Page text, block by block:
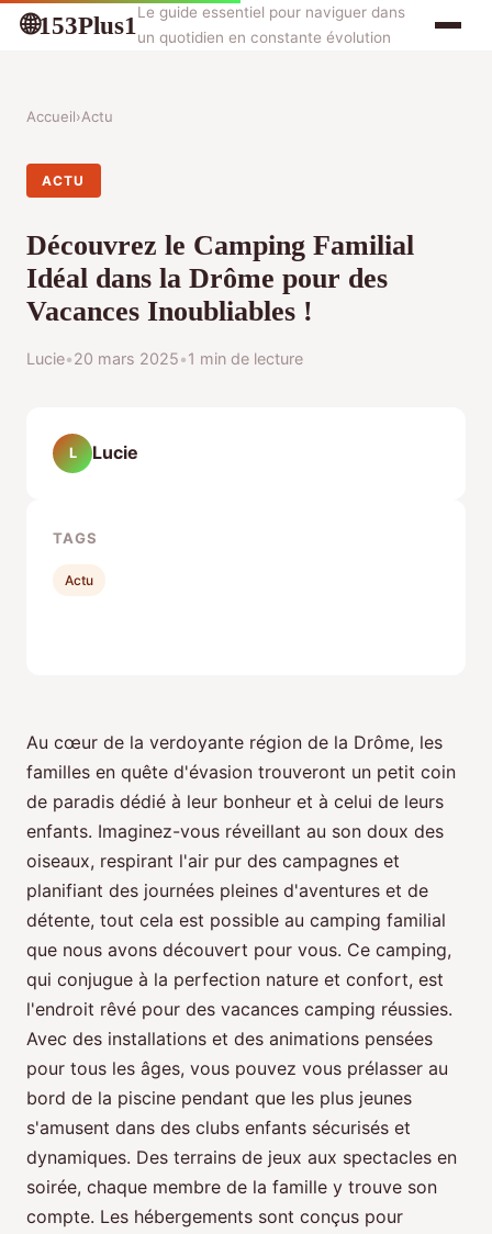
🌐153Plus1 Le guide essentiel pour naviguer dans
un quotidien en constante évolution
Accueil›Actu
ACTU
Découvrez le Camping Familial
Idéal dans la Drôme pour des
Vacances Inoubliables !
Lucie•20 mars 2025•1 min de lecture
Au cœur de la verdoyante région de la Drôme, les
familles en quête d'évasion trouveront un petit coin
de paradis dédié à leur bonheur et à celui de leurs
enfants. Imaginez-vous réveillant au son doux des
oiseaux, respirant l'air pur des campagnes et
planifiant des journées pleines d'aventures et de
détente, tout cela est possible au camping familial
que nous avons découvert pour vous. Ce camping,
qui conjugue à la perfection nature et confort, est
l'endroit rêvé pour des vacances camping réussies.
Avec des installations et des animations pensées
pour tous les âges, vous pouvez vous prélasser au
bord de la piscine pendant que les plus jeunes
s'amusent dans des clubs enfants sécurisés et
dynamiques. Des terrains de jeux aux spectacles en
soirée, chaque membre de la famille y trouve son
compte. Les hébergements sont conçus pour
L Lucie
TAGS
Actu